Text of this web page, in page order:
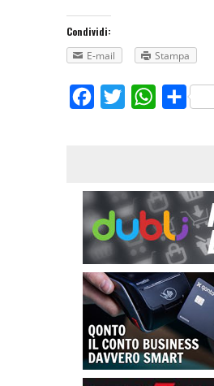
Condividi:
E-mail
Stampa
FacebookTwitterWhatsApp
Share